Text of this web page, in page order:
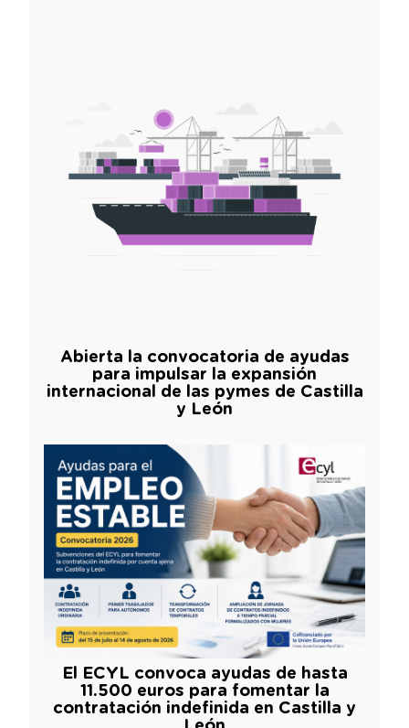
Abierta la convocatoria de ayudas
para impulsar la expansión
internacional de las pymes de Castilla
y León
El ECYL convoca ayudas de hasta
11.500 euros para fomentar la
contratación indefinida en Castilla y